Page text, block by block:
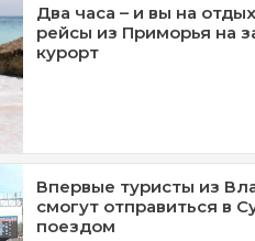
Два часа – и вы на
рейсы из Приморья на
курорт
Впервые туристы из
смогут отправиться в
поездом